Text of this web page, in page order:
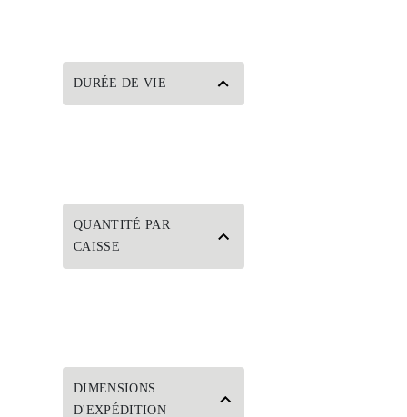
DURÉE DE VIE
QUANTITÉ PAR
CAISSE
DIMENSIONS
D'EXPÉDITION